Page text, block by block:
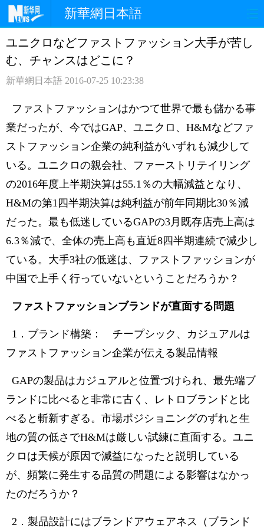
新華網日本語
ホームページ 政治 経済
観光 評論 写真
中日対訳
ユニクロなどファストファッション大手が苦し
む、チャンスはどこに？
新華網日本語 2016-07-25 10:23:38
ファストファッションはかつて世界で最も儲かる事
業だったが、今ではGAP、ユニクロ、H&Mなどファ
ストファッション企業の純利益がいずれも減少して
いる。ユニクロの親会社、ファーストリテイリング
の2016年度上半期決算は55.1％の大幅減益となり、
H&Mの第1四半期決算は純利益が前年同期比30％減
だった。最も低迷しているGAPの3月既存店売上高は
6.3％減で、全体の売上高も直近8四半期連続で減少し
ている。大手3社の低迷は、ファストファッションが
中国で上手く行っていないということだろうか？
ファストファッションブランドが直面する問題
1．ブランド構築： チープシック、カジュアルは
ファストファッション企業が伝える製品情報
GAPの製品はカジュアルと位置づけられ、最先端ブ
ランドに比べると非常に古く、レトロブランドと比
べると斬新すぎる。市場ポジショニングのずれと生
地の質の低さでH&Mは厳しい試練に直面する。ユニ
クロは天候が原因で減益になったと説明している
が、頻繁に発生する品質の問題による影響はなかっ
たのだろうか？
2．製品設計にはブランドアウェアネス（ブランド